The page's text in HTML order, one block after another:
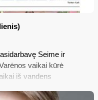
Seime ir
vaikai kūrė
iš vandens